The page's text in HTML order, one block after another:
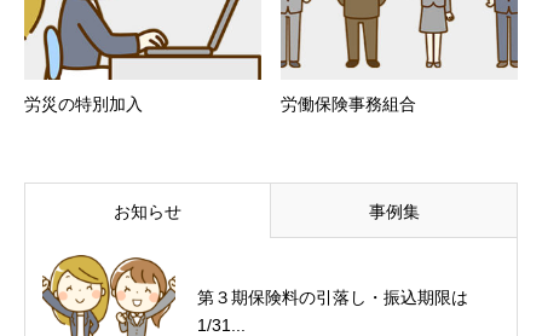
労災の特別加入 労働保険事務組合
お知らせ 事例集
第３期保険料の引落し・振込期限は
1/31...